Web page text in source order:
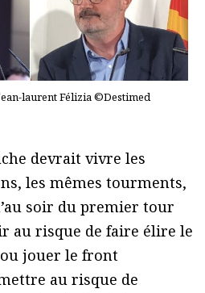
laurent Félizia ©Destimed
devrait vivre les
les mêmes tourments,
soir du premier tour
au risque de faire élire le
jouer le front
au risque de